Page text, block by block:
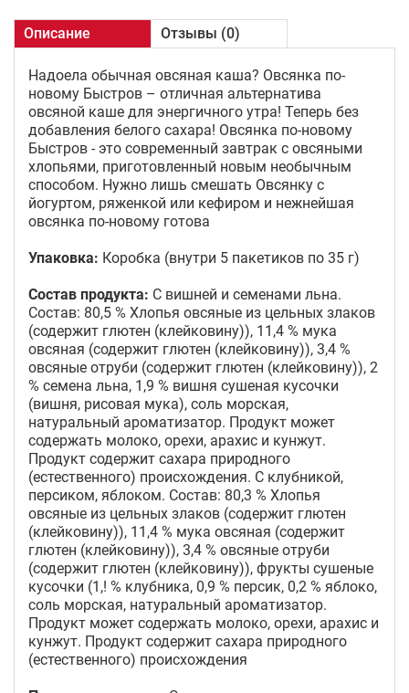
Описание Отзывы (0)
Надоела обычная овсяная каша? Овсянка по-
новому Быстров – отличная альтернатива
овсяной каше для энергичного утра! Теперь без
добавления белого сахара! Овсянка по-новому
Быстров - это современный завтрак с овсяными
хлопьями, приготовленный новым необычным
способом. Нужно лишь смешать Овсянку с
йогуртом, ряженкой или кефиром и нежнейшая
овсянка по-новому готова
Упаковка: Коробка (внутри 5 пакетиков по 35 г)
Состав продукта: С вишней и семенами льна.
Состав: 80,5 % Хлопья овсяные из цельных злаков
(содержит глютен (клейковину)), 11,4 % мука
овсяная (содержит глютен (клейковину)), 3,4 %
овсяные отруби (содержит глютен (клейковину)), 2
% семена льна, 1,9 % вишня сушеная кусочки
(вишня, рисовая мука), соль морская,
натуральный ароматизатор. Продукт может
содержать молоко, орехи, арахис и кунжут.
Продукт содержит сахара природного
(естественного) происхождения. С клубникой,
персиком, яблоком. Состав: 80,3 % Хлопья
овсяные из цельных злаков (содержит глютен
(клейковину)), 11,4 % мука овсяная (содержит
глютен (клейковину)), 3,4 % овсяные отруби
(содержит глютен (клейковину)), фрукты сушеные
кусочки (1,! % клубника, 0,9 % персик, 0,2 % яблоко,
соль морская, натуральный ароматизатор.
Продукт может содержать молоко, орехи, арахис и
кунжут. Продукт содержит сахара природного
(естественного) происхождения